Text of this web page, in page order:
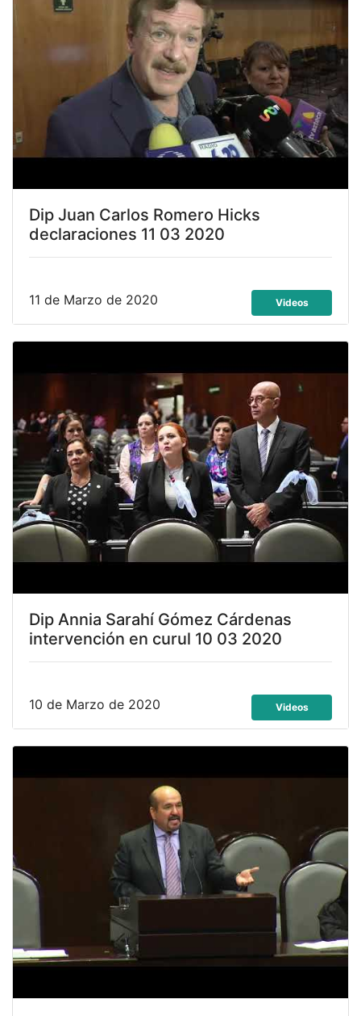
Dip Juan Carlos Romero Hicks
declaraciones 11 03 2020
11 de Marzo de 2020 Videos
Dip Annia Sarahí Gómez Cárdenas
intervención en curul 10 03 2020
10 de Marzo de 2020 Videos